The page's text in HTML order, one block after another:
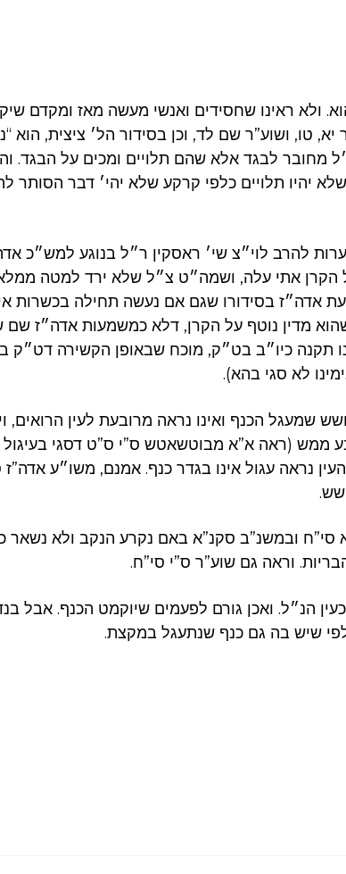
ולא ראינו שחסידים ואנשי מעשה מאז ומקדם
טו, ושוע”ר שם לד, וכן בסידור הל׳ ציצית, הוא
מחובר לבגד אלא שהם תלויים ומכים על הבגד.
יהיו תלויים כלפי קרקע שלא יהי׳ דבר הסותר
להרב לוי״צ שי׳ ראסקין ר״ל בנוגע למש״כ
הקרן אתי עלה, ושמה״ט צ״ל שלא ירד למטה
אדה״ז בסידורו שגם אם נעשה תחילה בכשרות
מדין נוטף על הקרן, דלא כמשמעות אדה״ז שם
תקנה כיו״ב בט״ק, מוכח שבאופן הקשירה דט״ק
לא סגי בהא).
שמעגל הכנף ואינו נראה מרובעת לעין
ממש (ראה א”א מבוטשאטש ס”י ס”ט דסגי בעיגול
נראה עגול אינו בגדר כנף. אמנם, משו״ע
סי”ח ובמשנ”ב סקנ”א באם נקרע הנקב ולא
וראה גם שוע”ר ס”י סי”ח.
הנ״ל. ואכן גורם לפעמים שיוקמט הכנף. אבל
שיש בה גם כנף שנתעגל במקצת.